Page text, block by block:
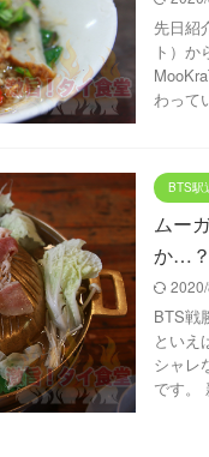
先日紹
ト）
わって
BTS駅
ムー
か…？
BTS戦
といえ
シャレ
です。